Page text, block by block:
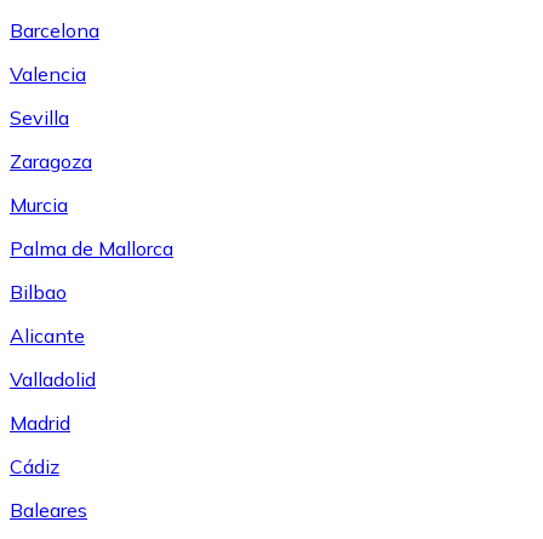
Barcelona
Valencia
Sevilla
Zaragoza
Murcia
Palma de Mallorca
Bilbao
Alicante
Valladolid
Madrid
Cádiz
Baleares